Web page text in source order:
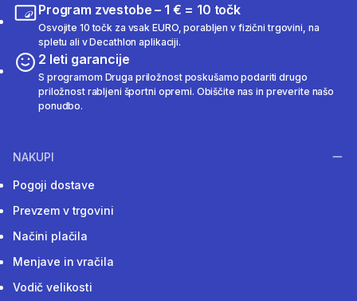
Program zvestobe – 1 € = 10 točk
Osvojite 10 točk za vsak EURO, porabljen v fizični trgovini, na
spletu ali v Decathlon aplikaciji.
2 leti garancije
S programom Druga priložnost poskušamo podariti drugo
priložnost rabljeni športni opremi. Obiščite nas in preverite našo
ponudbo.
NAKUPI
Pogoji dostave
Prevzem v trgovini
Načini plačila
Menjave in vračila
Vodič velikosti